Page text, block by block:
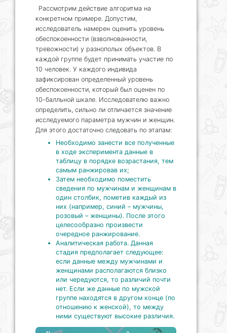
Рассмотрим действие алгоритма на
конкретном примере. Допустим,
исследователь намерен оценить уровень
обеспокоенности (взволнованности,
тревожности) у разнополых объектов. В
каждой группе будет принимать участие по
10 человек. У каждого индивида
зафиксирован определенный уровень
обеспокоенности, который был оценен по
10-балльной шкале. Исследователю важно
определить, сильно ли отличается значение
исследуемого параметра мужчин и женщин.
Для этого достаточно следовать по этапам:
Необходимо занести все полученные
в ходе эксперимента данные в
таблицу в порядке возрастания, тем
самым ранжировав их;
Затем необходимо поместить
сведения по мужчинам и женщинам в
один столбик, пометив каждый из
них (например, синий – мужчины,
розовый – женщины). После этого
целесообразно произвести
очередное ранжирование.
Аналитическая работа. Данная
стадия предполагает следующее:
если данные между мужчинами и
женщинами располагаются близко
или чередуются, то различий почти
нет. Если же данные по мужской
группе находятся в другом конце (по
отношению к женской), то между
ними существуют высокие различия.